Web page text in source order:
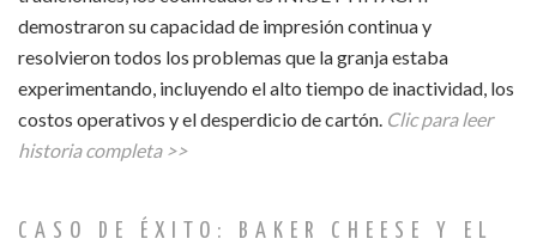
demostraron su capacidad de impresión continua y
resolvieron todos los problemas que la granja estaba
experimentando, incluyendo el alto tiempo de inactividad, los
costos operativos y el desperdicio de cartón. Clic para leer
historia completa >>
CASO DE ÉXITO: BAKER CHEESE Y EL